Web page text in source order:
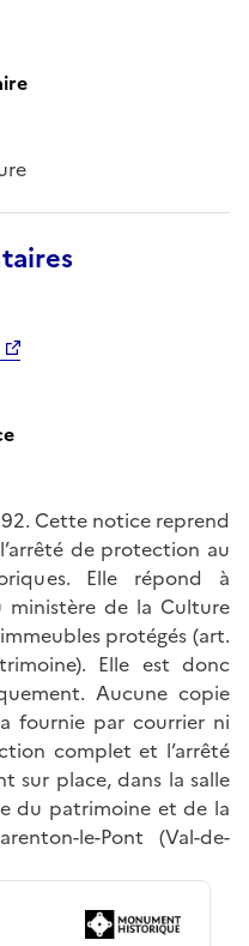
Cette notice reprend
de protection au
Elle répond à
ministère de la Culture
protégés (art.
Elle est donc
Aucune copie
fournie par courrier ni
complet et l’arrêté
sur place, dans la salle
du patrimoine et de la
le-Pont (Val-de-